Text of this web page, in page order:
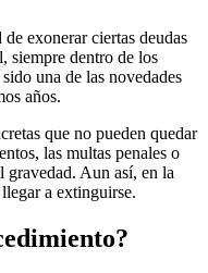
exonerar ciertas deudas
siempre dentro de los
una de las novedades
años.
que no pueden quedar
las multas penales o
gravedad. Aun así, en la
a extinguirse.